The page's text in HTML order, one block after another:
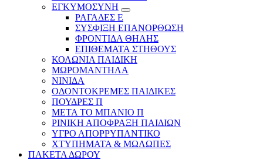
ΕΓΚΥΜΟΣΥΝΗ
ΡΑΓΑΔΕΣ Ε
ΣΥΣΦΙΞΗ ΕΠΑΝΟΡΘΩΣΗ
ΦΡΟΝΤΙΔΑ ΘΗΛΗΣ
ΕΠΙΘΕΜΑΤΑ ΣΤΗΘΟΥΣ
ΚΟΛΩΝΙΑ ΠΑΙΔΙΚΗ
ΜΩΡΟΜΑΝΤΗΛΑ
ΝΙΝΙΔΑ
ΟΔΟΝΤΟΚΡΕΜΕΣ ΠΑΙΔΙΚΕΣ
ΠΟΥΔΡΕΣ Π
ΜΕΤΑ ΤΟ ΜΠΑΝΙΟ Π
ΡΙΝΙΚΗ ΑΠΟΦΡΑΞΗ ΠΑΙΔΙΩΝ
ΥΓΡΟ ΑΠΟΡΡΥΠΑΝΤΙΚΟ
ΧΤΥΠΗΜΑΤΑ & ΜΩΛΩΠΕΣ
ΠΑΚΕΤΑ ΔΩΡΟΥ